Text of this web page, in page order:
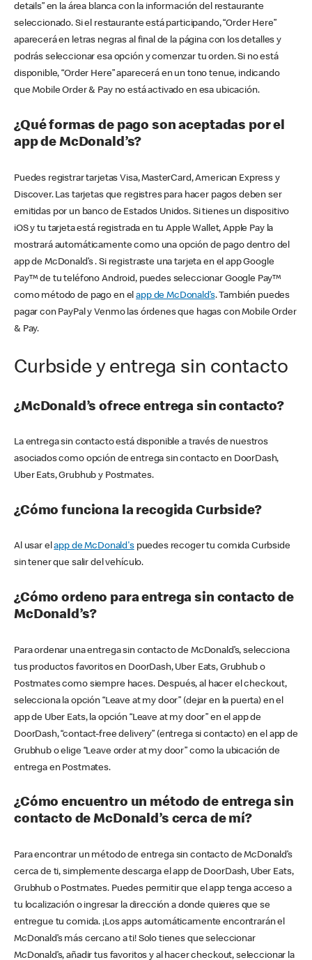
details” en la área blanca con la información del restaurante
seleccionado. Si el restaurante está participando, “Order Here”
aparecerá en letras negras al final de la página con los detalles y
podrás seleccionar esa opción y comenzar tu orden. Si no está
disponible, “Order Here” aparecerá en un tono tenue, indicando
que Mobile Order & Pay no está activado en esa ubicación.
¿Qué formas de pago son aceptadas por el
app de McDonald’s?
Puedes registrar tarjetas Visa, MasterCard, American Express y
Discover. Las tarjetas que registres para hacer pagos deben ser
emitidas por un banco de Estados Unidos. Si tienes un dispositivo
iOS y tu tarjeta está registrada en tu Apple Wallet, Apple Pay la
mostrará automáticamente como una opción de pago dentro del
app de McDonald’s . Si registraste una tarjeta en el app Google
Pay™ de tu teléfono Android, puedes seleccionar Google Pay™
como método de pago en elapp de McDonald’s. También puedes
pagar con PayPal y Venmo las órdenes que hagas con Mobile Order
& Pay.
Curbside y entrega sin contacto
¿McDonald’s ofrece entrega sin contacto?
La entrega sin contacto está disponible a través de nuestros
asociados como opción de entrega sin contacto en DoorDash,
Uber Eats, Grubhub y Postmates.
¿Cómo funciona la recogida Curbside?
Al usar elapp de McDonald'spuedes recoger tu comida Curbside
sin tener que salir del vehículo.
¿Cómo ordeno para entrega sin contacto de
McDonald’s?
Para ordenar una entrega sin contacto de McDonald’s, selecciona
tus productos favoritos en DoorDash, Uber Eats, Grubhub o
Postmates como siempre haces. Después, al hacer el checkout,
selecciona la opción “Leave at my door” (dejar en la puerta) en el
app de Uber Eats, la opción “Leave at my door” en el app de
DoorDash, “contact-free delivery” (entrega si contacto) en el app de
Grubhub o elige “Leave order at my door” como la ubicación de
entrega en Postmates.
¿Cómo encuentro un método de entrega sin
contacto de McDonald’s cerca de mí?
Para encontrar un método de entrega sin contacto de McDonald’s
cerca de ti, simplemente descarga el app de DoorDash, Uber Eats,
Grubhub o Postmates. Puedes permitir que el app tenga acceso a
tu localización o ingresar la dirección a donde quieres que se
entregue tu comida. ¡Los apps automáticamente encontrarán el
McDonald’s más cercano a ti! Solo tienes que seleccionar
McDonald’s, añadir tus favoritos y al hacer checkout, seleccionar la